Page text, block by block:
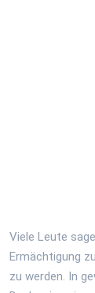
Viele Leute
Ermächtigung
zu werden. In